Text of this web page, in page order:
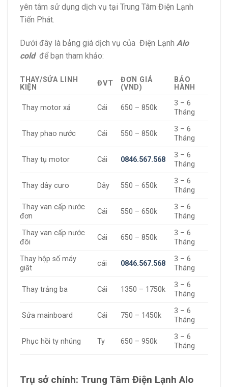
yên tâm sử dụng dịch vụ tại Trung Tâm Điện Lạnh
Tiến Phát.
Dưới đây là bảng giá dịch vụ của Điện Lạnh Alo
coldđể bạn tham khảo:
THAY/SỬA LINH
KIỆN
ĐVT
ĐƠN GIÁ
(VND)
BẢO
HÀNH
Thay motor xả Cái 650 – 850k
3 – 6
Tháng
Thay phao nước Cái 550 – 850k
3 – 6
Tháng
Thay tụ motor Cái 0846.567.568
3 – 6
Tháng
Thay dây curo Dây 550 – 650k
3 – 6
Tháng
Thay van cấp nước
đơn
Cái 550 – 650k
3 – 6
Tháng
Thay van cấp nước
đôi
Cái 650 – 850k
3 – 6
Tháng
Thay hộp số máy
giăt
cái 0846.567.568
3 – 6
Tháng
Thay trảng ba Cái 1350 – 1750k
3 – 6
Tháng
Sửa mainboard Cái 750 – 1450k
3 – 6
Tháng
Phục hồi ty nhúng Ty 650 – 950k
3 – 6
Tháng
Trụ sở chính: Trung Tâm Điện Lạnh Alo